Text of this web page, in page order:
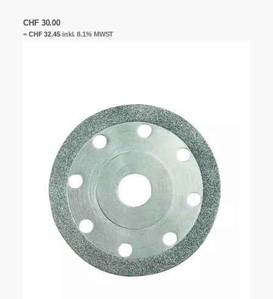
CHF30.00
= CHF32.45inkl. 8.1% MWST